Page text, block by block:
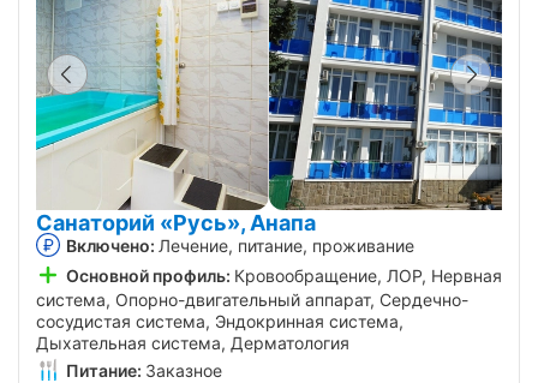
Санаторий «Русь», Анапа
Включено: Лечение, питание, проживание
Основной профиль: Кровообращение, ЛОР, Нервная
система, Опорно-двигательный аппарат, Сердечно-
сосудистая система, Эндокринная система,
Дыхательная система, Дерматология
Питание: Заказное